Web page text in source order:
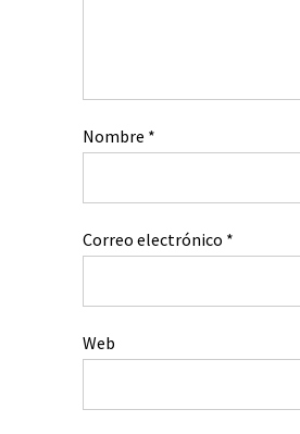
Nombre *
Correo electrónico *
Web